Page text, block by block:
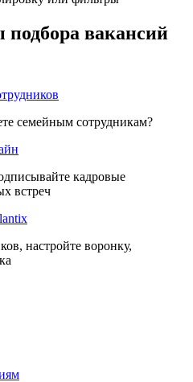
вакансий
семейным сотрудникам?
кадровые
встреч
настройте воронку,